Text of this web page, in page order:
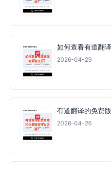
如何查看有道翻
2026-04-29
有道翻译的免费
2026-04-26